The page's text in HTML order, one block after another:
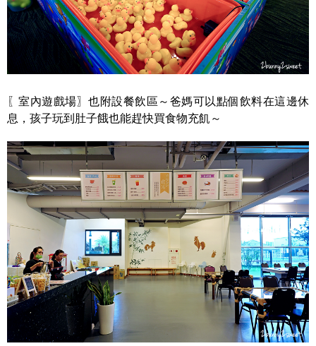
〖室內遊戲場〗也附設餐飲區～爸媽可以點個飲料在這邊休
息，孩子玩到肚子餓也能趕快買食物充飢～